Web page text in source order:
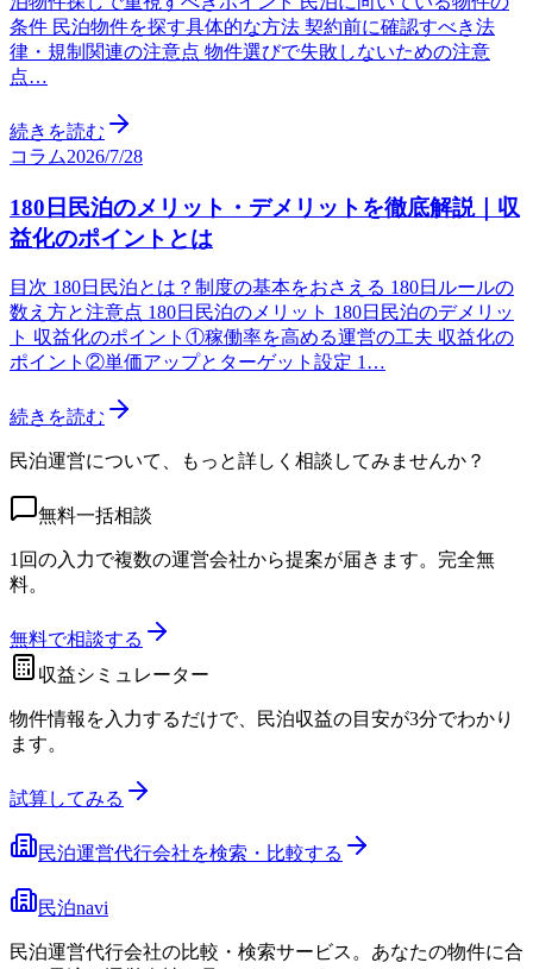
条件 民泊物件を探す具体的な方法 契約前に確認すべき法
律・規制関連の注意点 物件選びで失敗しないための注意
点…
続きを読む
コラム2026/7/28
180日民泊のメリット・デメリットを徹底解説｜収
益化のポイントとは
目次 180日民泊とは？制度の基本をおさえる 180日ルールの
数え方と注意点 180日民泊のメリット 180日民泊のデメリッ
ト 収益化のポイント①稼働率を高める運営の工夫 収益化の
ポイント②単価アップとターゲット設定 1…
続きを読む
民泊運営について、もっと詳しく相談してみませんか？
無料一括相談
1回の入力で複数の運営会社から提案が届きます。完全無
料。
無料で相談する
収益シミュレーター
物件情報を入力するだけで、民泊収益の目安が3分でわかり
ます。
試算してみる
民泊運営代行会社を検索・比較する
民泊navi
民泊運営代行会社の比較・検索サービス。あなたの物件に合